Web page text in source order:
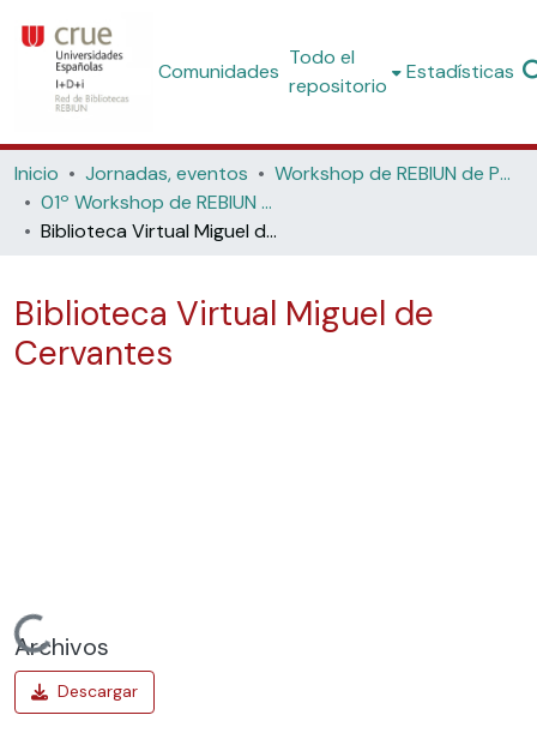
Comunidades
Todo el
repositorio
Estadísticas
Inicio Jornadas, eventos
Workshop de REBIUN de Proyectos Digitales
01º Workshop de REBIUN de Proyectos Digitales. (Universidad Politécnica de Cataluña. 2002)
Biblioteca Virtual Miguel de Cervantes
Biblioteca Virtual Miguel de
Cervantes
Cargando...
Archivos